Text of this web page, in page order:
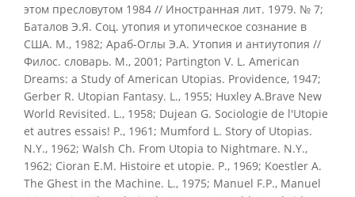
этом пресловутом 1984 // Иностранная лит. 1979. № 7;
Баталов Э.Я. Соц. утопия и утопическое сознание в
США. М., 1982; Араб-Оглы Э.А. Утопия и антиутопия //
Филос. словарь. М., 2001; Partington V. L. American
Dreams: a Study of American Utopias. Providence, 1947;
Gerber R. Utopian Fantasy. L., 1955; Huxley A.Brave New
World Revisited. L., 1958; Dujean G. Sociologie de l'Utopie
et autres essais! P., 1961; Mumford L. Story of Utopias.
N.Y., 1962; Walsh Ch. From Utopia to Nightmare. N.Y.,
1962; Cioran E.M. Histoire et utopie. P., 1969; Koestler A.
The Ghest in the Machine. L., 1975; Manuel F.P., Manuel